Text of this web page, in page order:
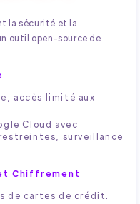
la sécurité et la
outil open-source de
accès limité aux
Cloud avec
surveillance
Chiffrement
de cartes de crédit.